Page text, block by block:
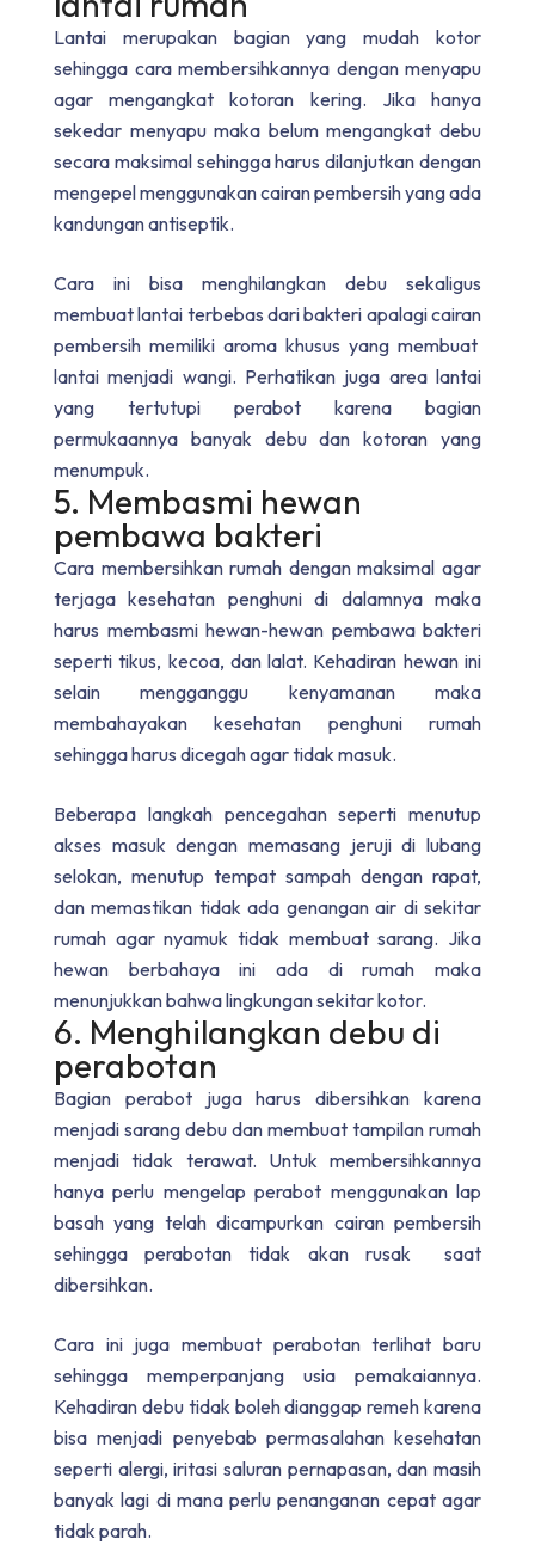
Lantai merupakan bagian yang mudah kotor
sehingga cara membersihkannya dengan menyapu
agar mengangkat kotoran kering. Jika hanya
sekedar menyapu maka belum mengangkat debu
secara maksimal sehingga harus dilanjutkan dengan
mengepel menggunakan cairan pembersih yang ada
kandungan antiseptik.
Cara ini bisa menghilangkan debu sekaligus
membuat lantai terbebas dari bakteri apalagi cairan
pembersih memiliki aroma khusus yang membuat
lantai menjadi wangi. Perhatikan juga area lantai
yang tertutupi perabot karena bagian
permukaannya banyak debu dan kotoran yang
menumpuk.
5. Membasmi hewan
pembawa bakteri
Cara membersihkan rumah dengan maksimal agar
terjaga kesehatan penghuni di dalamnya maka
harus membasmi hewan-hewan pembawa bakteri
seperti tikus, kecoa, dan lalat. Kehadiran hewan ini
selain mengganggu kenyamanan maka
membahayakan kesehatan penghuni rumah
sehingga harus dicegah agar tidak masuk.
Beberapa langkah pencegahan seperti menutup
akses masuk dengan memasang jeruji di lubang
selokan, menutup tempat sampah dengan rapat,
dan memastikan tidak ada genangan air di sekitar
rumah agar nyamuk tidak membuat sarang. Jika
hewan berbahaya ini ada di rumah maka
menunjukkan bahwa lingkungan sekitar kotor.
6. Menghilangkan debu di
perabotan
Bagian perabot juga harus dibersihkan karena
menjadi sarang debu dan membuat tampilan rumah
menjadi tidak terawat. Untuk membersihkannya
hanya perlu mengelap perabot menggunakan lap
basah yang telah dicampurkan cairan pembersih
sehingga perabotan tidak akan rusak saat
dibersihkan.
Cara ini juga membuat perabotan terlihat baru
sehingga memperpanjang usia pemakaiannya.
Kehadiran debu tidak boleh dianggap remeh karena
bisa menjadi penyebab permasalahan kesehatan
seperti alergi, iritasi saluran pernapasan, dan masih
banyak lagi di mana perlu penanganan cepat agar
tidak parah.